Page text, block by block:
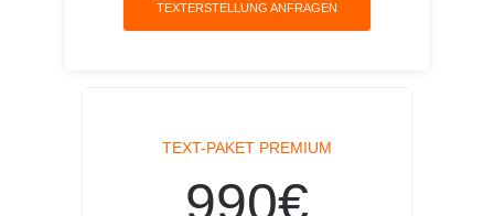
TEXTERSTELLUNG ANFRAGEN
TEXT-PAKET PREMIUM
990€